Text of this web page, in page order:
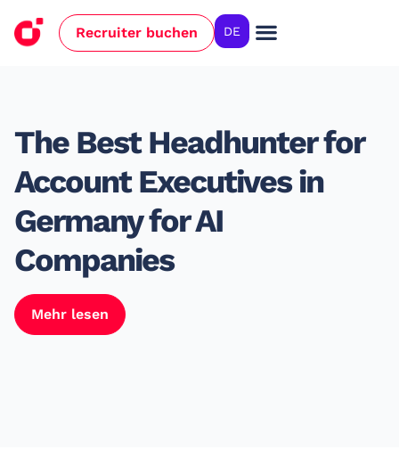
DE
Recruiter buchen
The Best Headhunter for
Account Executives in
Germany for AI
Companies
Mehr lesen